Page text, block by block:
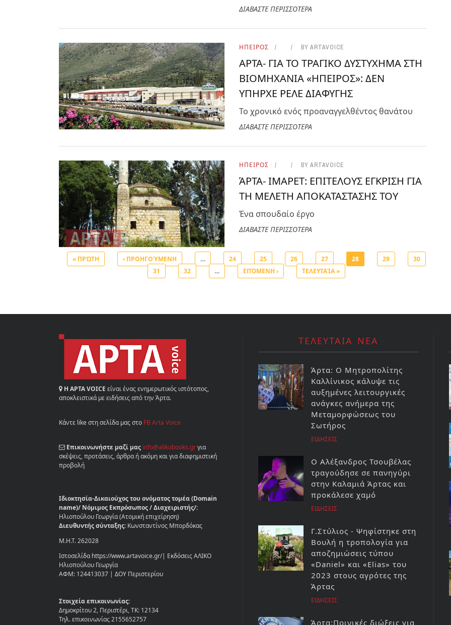
ΔΙΑΒΑΣΤΕ ΠΕΡΙΣΣΟΤΕΡΑ
ΗΠΕΙΡΟΣ BY ARTAVOICE
ΑΡΤΑ- ΓΙΑ ΤΟ ΤΡΑΓΙΚΟ ΔΥΣΤΥΧΗΜΑ ΣΤΗ
ΒΙΟΜΗΧΑΝΙΑ «ΗΠΕΙΡΟΣ»: ΔΕΝ
ΥΠΗΡΧΕ ΡΕΛΕ ΔΙΑΦΥΓΗΣ
Το χρονικό ενός προαναγγελθέντος θανάτου
ΔΙΑΒΑΣΤΕ ΠΕΡΙΣΣΟΤΕΡΑ
ΗΠΕΙΡΟΣ BY ARTAVOICE
ΆΡΤΑ- ΙΜΑΡΕΤ: ΕΠΙΤΕΛΟΥΣ ΕΓΚΡΙΣΗ ΓΙΑ
ΤΗ ΜΕΛΕΤΗ ΑΠΟΚΑΤΑΣΤΑΣΗΣ ΤΟΥ
Ένα σπουδαίο έργο
ΔΙΑΒΑΣΤΕ ΠΕΡΙΣΣΟΤΕΡΑ
« ΠΡΏΤΗ ‹ ΠΡΟΗΓΟΎΜΕΝΗ … 24 25 26 27 28 29
30
31
32 … ΕΠΌΜΕΝΗ › ΤΕΛΕΥΤΑΊΑ »
Η ΑΡΤΑ VOICE είναι ένας ενημερωτικός ιστότοπος,
αποκλειστικά με ειδήσεις από την Άρτα.
Κάντε like στη σελίδα μας στο FB Arta Voice
Επικοινωνήστε μαζί μας info@alikobooks.grγια
σκέψεις, προτάσεις, άρθρα ή ακόμη και για διαφημιστική
προβολή
Ιδιοκτησία-Δικαιούχος του ονόματος τομέα (Domain
name)/ Νόμιμος Εκπρόσωπος / Διαχειριστής/:
Ηλιοπούλου Γεωργία (Ατομική επιχείρηση)
Διευθυντής σύνταξης: Κωνσταντίνος Μπορδόκας
Μ.Η.Τ. 262028
Ιστοσελίδα https://www.artavoice.gr/| Εκδόσεις ΑΛΙΚΟ
Ηλιοπούλου Γεωργία
ΑΦΜ: 124413037 | ΔΟΥ Περιστερίου
Στοιχεία επικοινωνίας:
Δημοκρίτου 2, Περιστέρι, ΤΚ: 12134
Τηλ. επικοινωνίας 2155652757
ΤΕΛΕΥΤΑΙΑ ΝΕΑ
Άρτα: Ο Μητροπολίτης
Καλλίνικος κάλυψε τις
αυξημένες λειτουργικές
ανάγκες ανήμερα της
Μεταμορφώσεως του
Σωτήρος
ΕΙΔΗΣΕΙΣ
Ο Αλέξανδρος Τσουβέλας
τραγούδησε σε πανηγύρι
στην Καλαμιά Άρτας και
προκάλεσε χαμό
ΕΙΔΗΣΕΙΣ
Γ.Στύλιος - Ψηφίστηκε στη
Βουλή η τροπολογία για
αποζημιώσεις τύπου
«Daniel» και «Elias» του
2023 στους αγρότες της
Άρτας
ΕΙΔΗΣΕΙΣ
Άρτα:Ποινικές διώξεις για